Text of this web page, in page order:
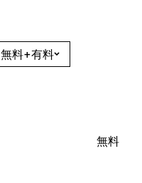
無料+有料
無料